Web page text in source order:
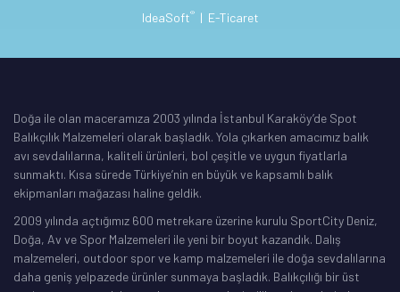
IdeaSoft® | E-Ticaret
Doğa ile olan maceramıza 2003 yılında İstanbul Karaköy’de Spot
Balıkçılık Malzemeleri olarak başladık. Yola çıkarken amacımız balık
avı sevdalılarına, kaliteli ürünleri, bol çeşitle ve uygun fiyatlarla
sunmaktı. Kısa sürede Türkiye’nin en büyük ve kapsamlı balık
ekipmanları mağazası haline geldik.
2009 yılında açtığımız 600 metrekare üzerine kurulu SportCity Deniz,
Doğa, Av ve Spor Malzemeleri ile yeni bir boyut kazandık. Dalış
malzemeleri, outdoor spor ve kamp malzemeleri ile doğa sevdalılarına
daha geniş yelpazede ürünler sunmaya başladık. Balıkçılığı bir üst